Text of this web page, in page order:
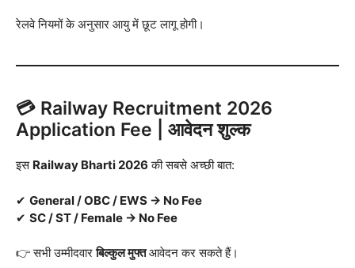
रेलवे नियमों के अनुसार आयु में छूट लागू होगी।
💳 Railway Recruitment 2026
Application Fee | आवेदन शुल्क
इस Railway Bharti 2026 की सबसे अच्छी बात:
✔ General / OBC / EWS → No Fee
✔ SC / ST / Female → No Fee
👉 सभी उम्मीदवारबिल्कुल मुफ्तआवेदन कर सकते हैं।